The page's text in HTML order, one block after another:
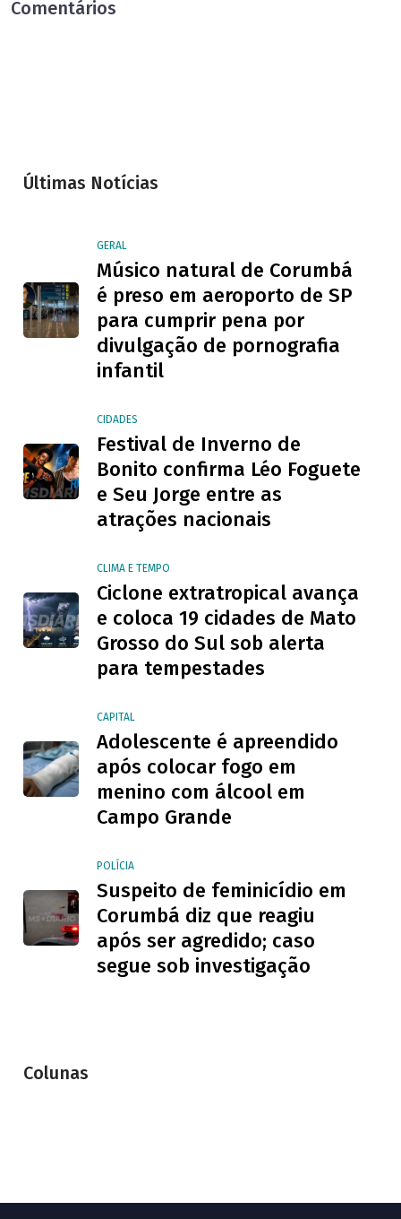
Comentários
Últimas Notícias
GERAL
Músico natural de Corumbá
é preso em aeroporto de SP
para cumprir pena por
divulgação de pornografia
infantil
CIDADES
Festival de Inverno de
Bonito confirma Léo Foguete
e Seu Jorge entre as
atrações nacionais
CLIMA E TEMPO
Ciclone extratropical avança
e coloca 19 cidades de Mato
Grosso do Sul sob alerta
para tempestades
CAPITAL
Adolescente é apreendido
após colocar fogo em
menino com álcool em
Campo Grande
POLÍCIA
Suspeito de feminicídio em
Corumbá diz que reagiu
após ser agredido; caso
segue sob investigação
Colunas